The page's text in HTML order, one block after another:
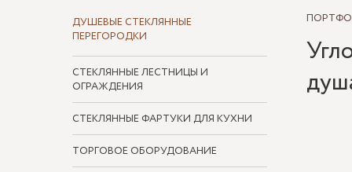
ДУШЕВЫЕ СТЕКЛЯННЫЕ
ПЕРЕГОРОДКИ
СТЕКЛЯННЫЕ ЛЕСТНИЦЫ И
ОГРАЖДЕНИЯ
СТЕКЛЯННЫЕ ФАРТУКИ ДЛЯ КУХНИ
ТОРГОВОЕ ОБОРУДОВАНИЕ